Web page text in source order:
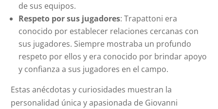
de sus equipos.
Respeto por sus jugadores: Trapattoni era
conocido por establecer relaciones cercanas con
sus jugadores. Siempre mostraba un profundo
respeto por ellos y era conocido por brindar apoyo
y confianza a sus jugadores en el campo.
Estas anécdotas y curiosidades muestran la
personalidad única y apasionada de Giovanni